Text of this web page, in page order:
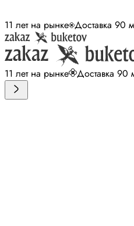
11 лет на рынке Доставка 90
11 лет на рынке Доставка 90